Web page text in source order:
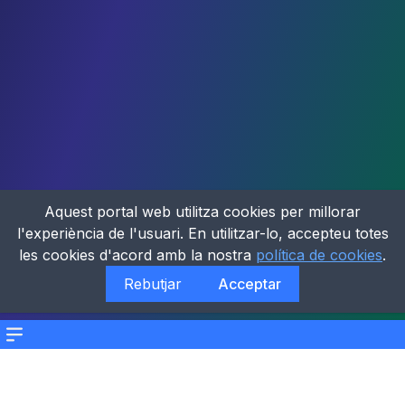
Menu
Aquest portal web utilitza cookies per millorar
l'experiència de l'usuari. En utilitzar-lo, accepteu totes
les cookies d'acord amb la nostra política de cookies.
Rebutjar
Acceptar